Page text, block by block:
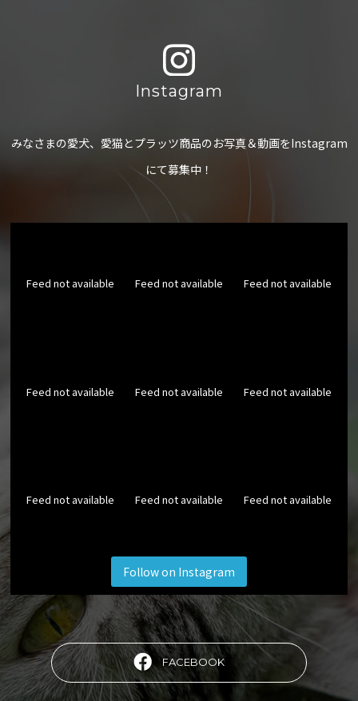
Instagram
みなさまの愛犬、愛猫とプラッツ商品のお写真＆動画をInstagram
にて募集中！
Feed not available Feed not available Feed not available
Feed not available Feed not available Feed not available
Feed not available Feed not available Feed not available
Follow on Instagram
FACEBOOK